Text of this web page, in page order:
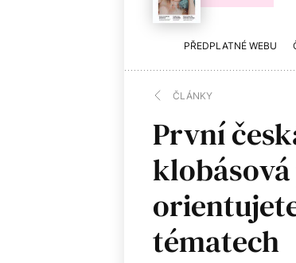
PŘEDPLATNÉ WEBU
ČLÁNKY
První
tématech